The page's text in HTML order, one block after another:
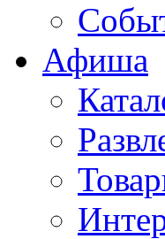
Афиша